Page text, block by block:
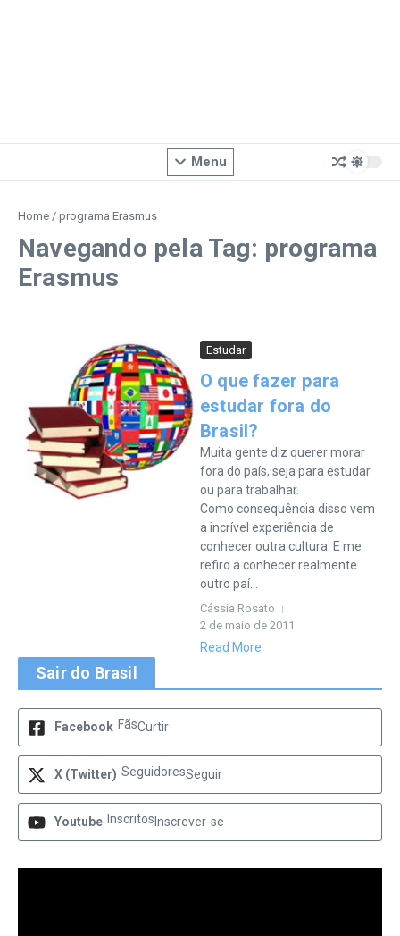
Menu
Home / programa Erasmus
Navegando pela Tag: programa
Erasmus
Estudar
O que fazer para
estudar fora do
Brasil?
Muita gente diz querer morar
fora do país, seja para estudar
ou para trabalhar.
Como consequência disso vem
a incrível experiência de
conhecer outra cultura. E me
refiro a conhecer realmente
outro paí...
Cássia Rosato
2 de maio de 2011
Read More
Sair do Brasil
Facebook FãsCurtir
X (Twitter) SeguidoresSeguir
Youtube Inscritos Inscrever-se